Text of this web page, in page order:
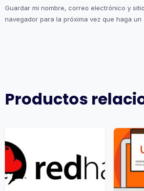
Guardar mi nombre, correo electrónico y
navegador para la próxima vez que haga un
Productos